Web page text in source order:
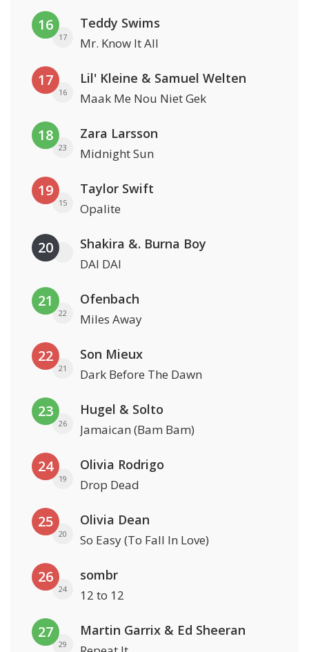
16
17
Teddy Swims
Mr. Know It All
17
16
Lil' Kleine & Samuel Welten
Maak Me Nou Niet Gek
18
23
Zara Larsson
Midnight Sun
19
15
Taylor Swift
Opalite
20 Shakira &. Burna Boy
DAI DAI
21
22
Ofenbach
Miles Away
22
21
Son Mieux
Dark Before The Dawn
23
26
Hugel & Solto
Jamaican (Bam Bam)
24
19
Olivia Rodrigo
Drop Dead
25
20
Olivia Dean
So Easy (To Fall In Love)
26
24
sombr
12 to 12
27
29
Martin Garrix & Ed Sheeran